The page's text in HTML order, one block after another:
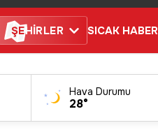
ŞEHİRLER SICAK HABER
Hava Durumu
28°